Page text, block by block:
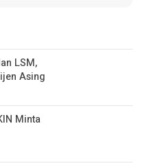
LSM,
Asing
Minta